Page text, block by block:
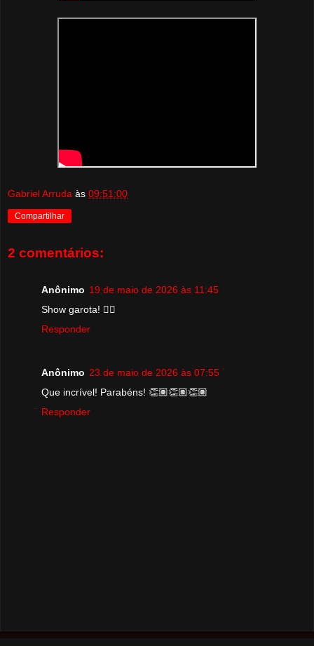
Gabriel Arruda às 09:51:00
Compartilhar
2 comentários:
Anônimo 19 de maio de 2026 às 11:45
Show garota! 👌🏽
Responder
Anônimo 23 de maio de 2026 às 07:55
Que incrível! Parabéns! 👏🏽👏🏽👏🏽
Responder